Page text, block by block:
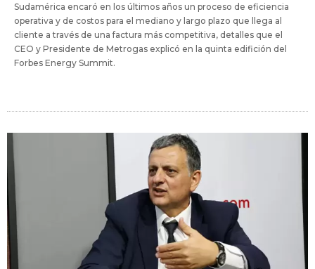
Sudamérica encaró en los últimos años un proceso de eficiencia
operativa y de costos para el mediano y largo plazo que llega al
cliente a través de una factura más competitiva, detalles que el
CEO y Presidente de Metrogas explicó en la quinta edifición del
Forbes Energy Summit.